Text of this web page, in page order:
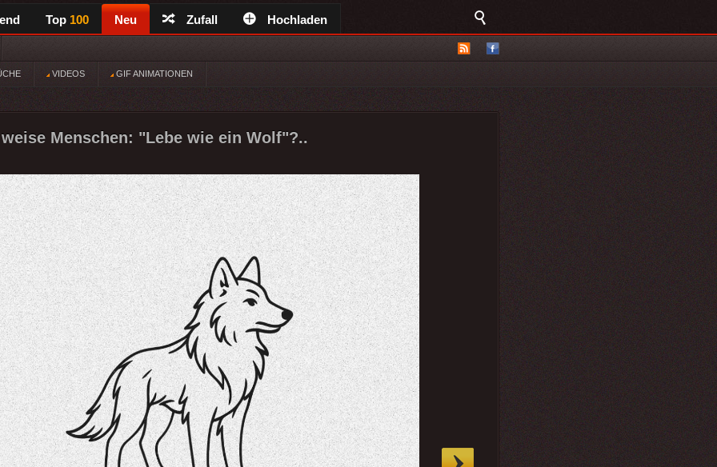
Top 100 Neu Zufall Hochladen
VIDEOS GIF ANIMATIONEN
Menschen: "Lebe wie ein Wolf"?..